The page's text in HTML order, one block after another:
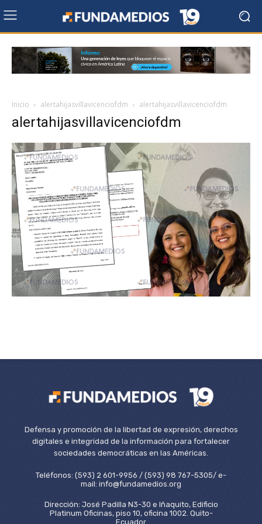
Inicio alertahijasvillavicenciofdm alertahijasvillavicenciofdm
alertahijasvillavicenciofdm
Defensa y promoción de la libertad de expresión, derechos
digitales e integridad de la información para fortalecer
sociedades democráticas en las Américas.
Teléfonos: (593) 2 601-9956 / (593) 98 767-5305/ e-
mail: info@fundamedios.org
Dirección: José Padilla N3-30 e Iñaquito, Edificio
Platinum Oficinas, piso 10, oficina 1002. Quito-
Ecuador